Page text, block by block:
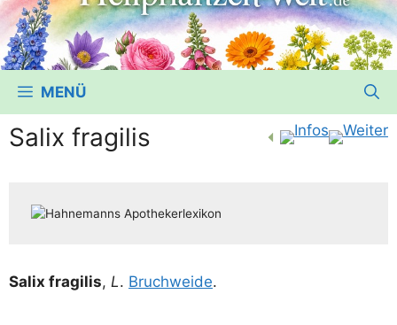
MENÜ
Salix fragilis
Salix fra­gi­lis, L. Bruch­wei­de.